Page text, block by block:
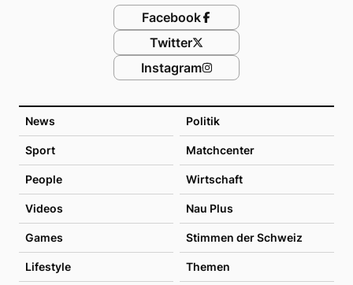
News Politik
Sport Matchcenter
People Wirtschaft
Videos Nau Plus
Games Stimmen der Schweiz
Lifestyle Themen
Facebook
Twitter
Instagram